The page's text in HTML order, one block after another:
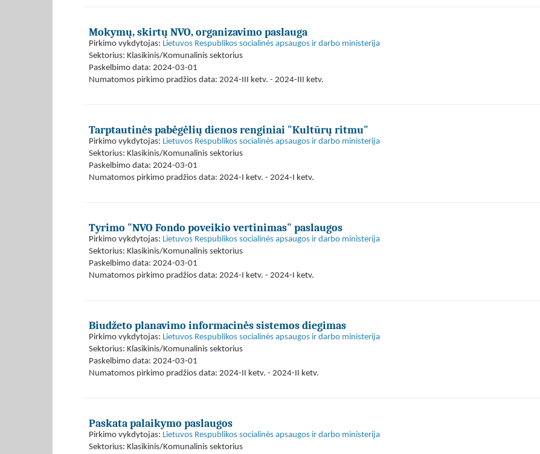
Mokymų, skirtų NVO, organizavimo paslauga
Pirkimo vykdytojas: Lietuvos Respublikos socialinės apsaugos ir darbo ministerija
Sektorius: Klasikinis/Komunalinis sektorius
Paskelbimo data: 2024-03-01
Numatomos pirkimo pradžios data: 2024-III ketv. - 2024-III ketv.
Tarptautinės pabėgėlių dienos renginiai "Kultūrų ritmu"
Pirkimo vykdytojas: Lietuvos Respublikos socialinės apsaugos ir darbo ministerija
Sektorius: Klasikinis/Komunalinis sektorius
Paskelbimo data: 2024-03-01
Numatomos pirkimo pradžios data: 2024-I ketv. - 2024-I ketv.
Tyrimo "NVO Fondo poveikio vertinimas" paslaugos
Pirkimo vykdytojas: Lietuvos Respublikos socialinės apsaugos ir darbo ministerija
Sektorius: Klasikinis/Komunalinis sektorius
Paskelbimo data: 2024-03-01
Numatomos pirkimo pradžios data: 2024-I ketv. - 2024-I ketv.
Biudžeto planavimo informacinės sistemos diegimas
Pirkimo vykdytojas: Lietuvos Respublikos socialinės apsaugos ir darbo ministerija
Sektorius: Klasikinis/Komunalinis sektorius
Paskelbimo data: 2024-03-01
Numatomos pirkimo pradžios data: 2024-II ketv. - 2024-II ketv.
Paskata palaikymo paslaugos
Pirkimo vykdytojas: Lietuvos Respublikos socialinės apsaugos ir darbo ministerija
Sektorius: Klasikinis/Komunalinis sektorius